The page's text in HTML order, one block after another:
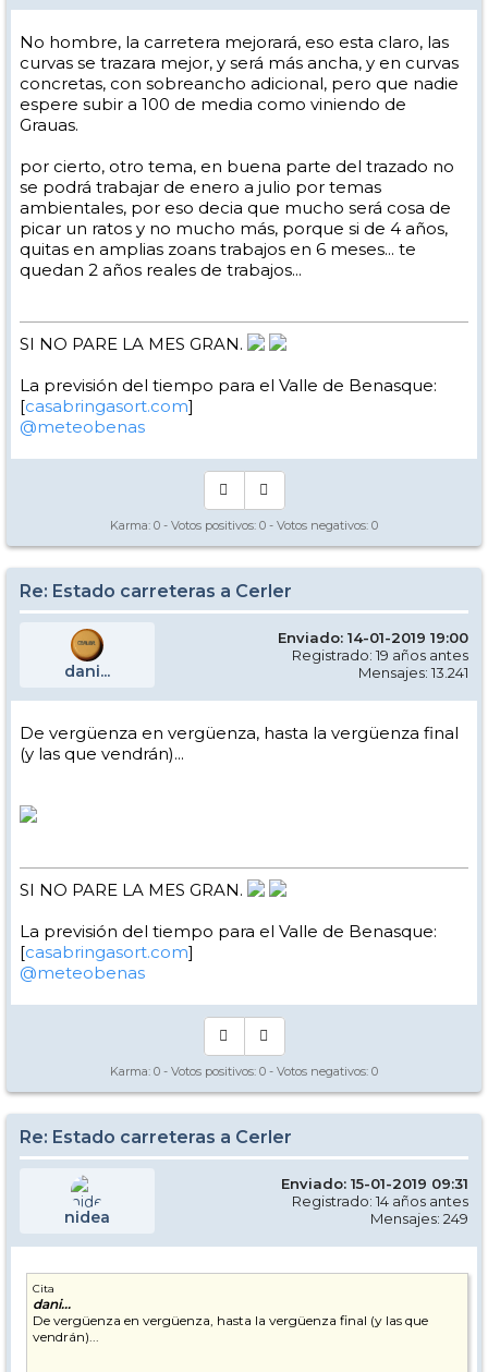
No hombre, la carretera mejorará, eso esta claro, las
curvas se trazara mejor, y será más ancha, y en curvas
concretas, con sobreancho adicional, pero que nadie
espere subir a 100 de media como viniendo de
Grauas.
por cierto, otro tema, en buena parte del trazado no
se podrá trabajar de enero a julio por temas
ambientales, por eso decia que mucho será cosa de
picar un ratos y no mucho más, porque si de 4 años,
quitas en amplias zoans trabajos en 6 meses... te
quedan 2 años reales de trabajos...
SI NO PARE LA MES GRAN.
La previsión del tiempo para el Valle de Benasque:
[casabringasort.com]
@meteobenas
Karma: 0 - Votos positivos: 0 - Votos negativos: 0
Re: Estado carreteras a Cerler
dani...
Enviado: 14-01-2019 19:00
Registrado: 19 años antes
Mensajes: 13.241
De vergüenza en vergüenza, hasta la vergüenza final
(y las que vendrán)...
SI NO PARE LA MES GRAN.
La previsión del tiempo para el Valle de Benasque:
[casabringasort.com]
@meteobenas
Karma: 0 - Votos positivos: 0 - Votos negativos: 0
Re: Estado carreteras a Cerler
nidea
Enviado: 15-01-2019 09:31
Registrado: 14 años antes
Mensajes: 249
Cita
dani...
De vergüenza en vergüenza, hasta la vergüenza final (y las que
vendrán)...